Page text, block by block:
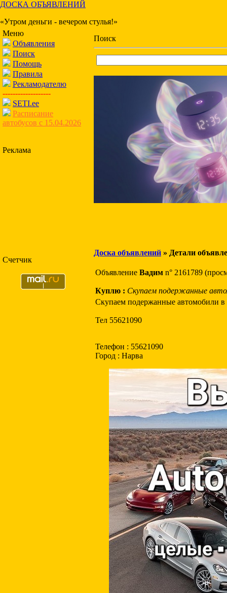
ДОСКА ОБЪЯВЛЕНИЙ
«Утром деньги - вечером стулья!»
Меню
Объявления
Поиск
Помощь
Правила
Рекламодателю
-------------------
SETI.ee
Расписание
автобусов с 15.04.2026
Реклама
Счетчик
Поиск
Доска объявлений » Детали
Объявление Вадим n° 2161789
Куплю : Скупаем подержанные
Скупаем подержанные автомобили
Тел 55621090
Телефон : 55621090
Город : Нарва